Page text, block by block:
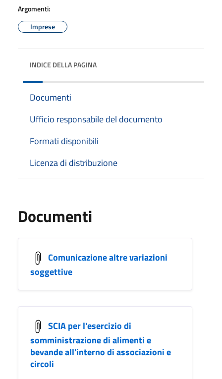
Argomenti:
Imprese
INDICE DELLA PAGINA
Documenti
Ufficio responsabile del documento
Formati disponibili
Licenza di distribuzione
Documenti
Comunicazione altre variazioni
soggettive
SCIA per l'esercizio di
somministrazione di alimenti e
bevande all'interno di associazioni e
circoli